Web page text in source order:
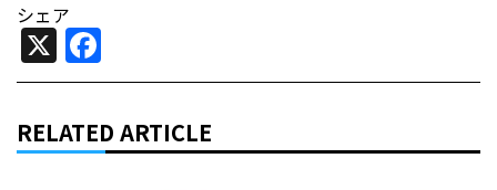
シェア
X
RELATED ARTICLE